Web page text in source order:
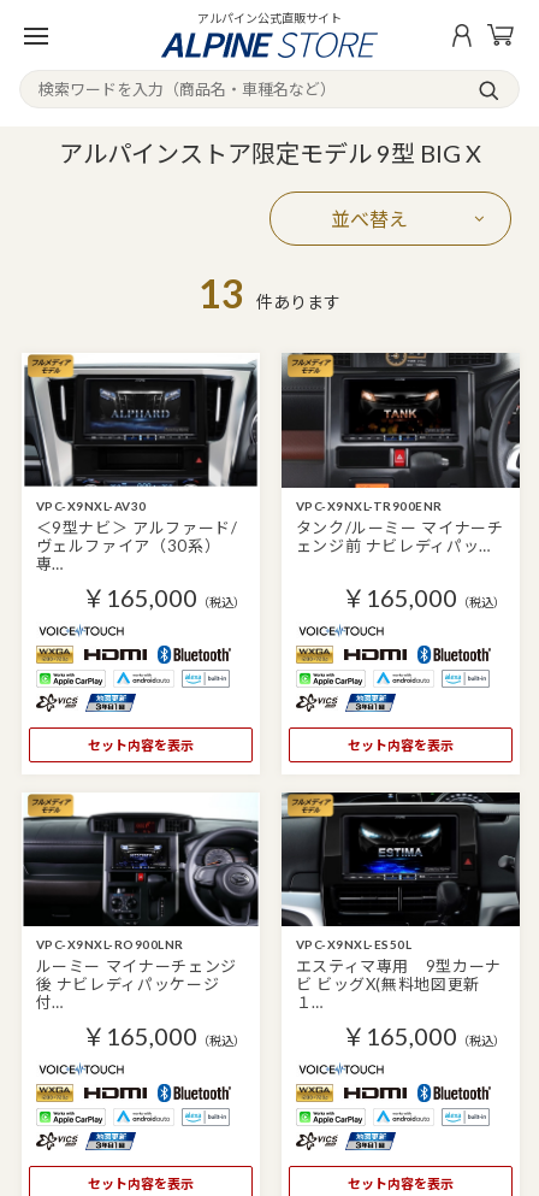
アルパイン公式直販サイト
アルパインストア限定モデル 9型 BIG X
並べ替え
13 件あります
VPC-X9NXL-AV30
＜9型ナビ＞ アルファード/
ヴェルファイア（30系）
専…
￥165,000 （税込）
セット内容を表示
VPC-X9NXL-TR900ENR
タンク/ルーミー マイナーチ
ェンジ前 ナビレディパッ…
￥165,000 （税込）
セット内容を表示
VPC-X9NXL-RO900LNR
ルーミー マイナーチェンジ
後 ナビレディパッケージ
付…
￥165,000 （税込）
セット内容を表示
VPC-X9NXL-ES50L
エスティマ専用 9型カーナ
ビ ビッグX(無料地図更新
１…
￥165,000 （税込）
セット内容を表示